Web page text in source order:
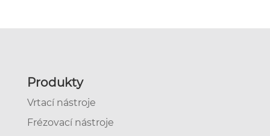
Produkty
Vrtací nástroje
Frézovací nástroje